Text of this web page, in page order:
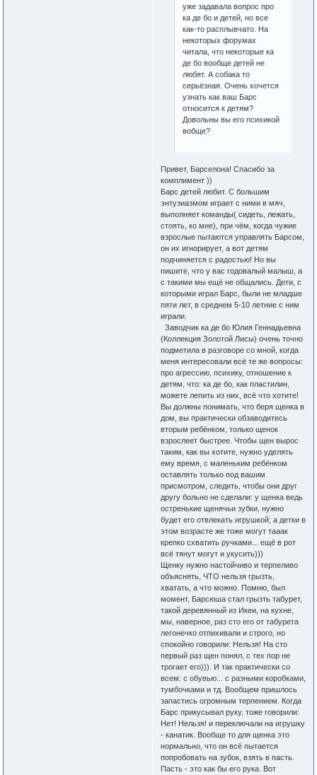
уже задавала вопрос про
ка де бо и детей, но все
как-то расплывчато. На
некоторых форумах
читала, что некоторые ка
де бо вообще детей не
любят. А собака то
серьёзная. Очень хочется
узнать как ваш Барс
относится к детям?
Довольны вы его психикой
вобще?
Привет, Барселона! Спасибо за
комплимент ))
Барс детей любит. С большим
энтузиазмом играет с ними в мяч,
выполняет команды( сидеть, лежать,
стоять, ко мне), при чём, когда чужие
взрослые пытаются управлять Барсом,
он их игнорирует, а вот детям
подчиняется с радостью! Но вы
пишите, что у вас годовалый малыш, а
с такими мы ещё не общались. Дети, с
которыми играл Барс, были не младше
пяти лет, в среднем 5-10 летние с ним
играли.
Заводчик ка де бо Юлия Геннадьевна
(Коллекция Золотой Лисы) очень точно
подметила в разговоре со мной, когда
меня интересовали всё те же вопросы:
про агрессию, психику, отношение к
детям, что: ка де бо, как пластилин,
можете лепить из них, всё что хотите!
Вы должны понимать, что беря щенка в
дом, вы практически обзаводитесь
вторым ребёнком, только щенок
взрослеет быстрее. Чтобы щен вырос
таким, как вы хотите, нужно уделять
ему время, с маленьким ребёнком
оставлять только под вашим
присмотром, следить, чтобы они друг
другу больно не сделали: у щенка ведь
остренькие щенячьи зубки, нужно
будет его отвлекать игрушкой; а детки в
этом возрасте же тоже могут тааак
крепко схватить ручками... ещё в рот
всё тянут могут и укусить)))
Щенку нужно настойчиво и терпеливо
объяснять, ЧТО нельзя грызть,
хватать, а что можно. Помню, был
момент, Барсюша стал грызть табурет,
такой деревянный из Икеи, на кухне,
мы, наверное, раз сто его от табурета
легонечко отпихивали и строго, но
спокойно говорили: Нельзя! На сто
первый раз щен понял, с тех пор не
трогает его))). И так практически со
всем: с обувью... с разными коробками,
тумбочками и тд. Вообщем пришлось
запастись огромным терпением. Когда
Барс прикусывал руку, тоже говорили:
Нет! Нельзя! и переключали на игрушку
- канатик. Вообще то для щенка это
нормально, что он всё пытается
попробовать на зубок, взять в пасть.
Пасть - это как бы его рука. Вот